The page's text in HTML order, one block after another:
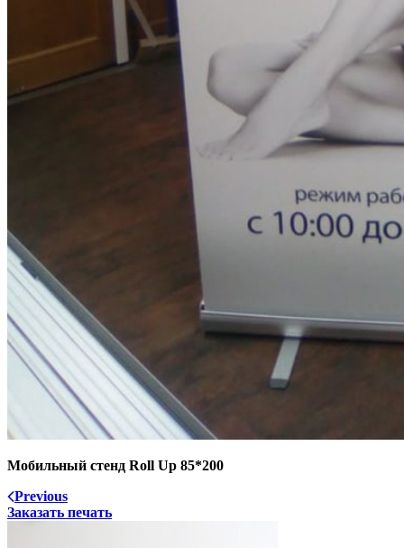
Мобильный стенд Roll Up 85*200
Previous
Заказать печать